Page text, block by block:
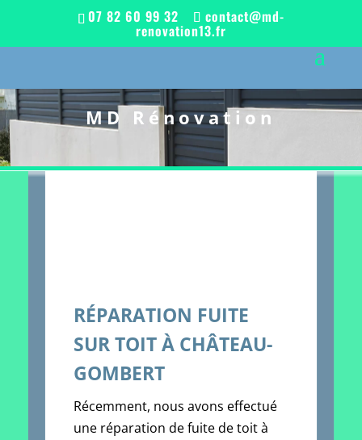
07 82 60 99 32 contact@md-
renovation13.fr
MD Rénovation
RÉPARATION FUITE
SUR TOIT À CHÂTEAU-
GOMBERT
Récemment, nous avons effectué
une réparation de fuite de toit à